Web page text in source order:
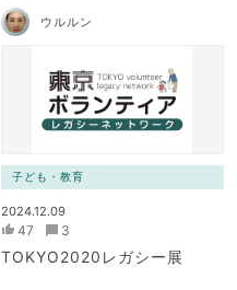
ウルルン
子ども・教育
2024.12.09
47 3
TOKYO2020レガシー展